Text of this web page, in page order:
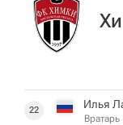
22 Илья
Вратарь